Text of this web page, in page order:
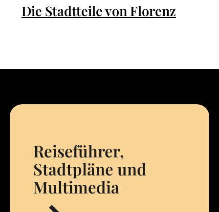
Die Stadtteile von Florenz
Reiseführer,
Stadtpläne und
Multimedia